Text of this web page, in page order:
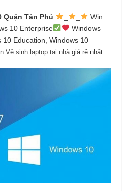
Quận Tân Phú
Win
10 Enterprise
Windows
10 Education, Windows 10
Vệ sinh laptop tại nhàgiá rẻ nhất.